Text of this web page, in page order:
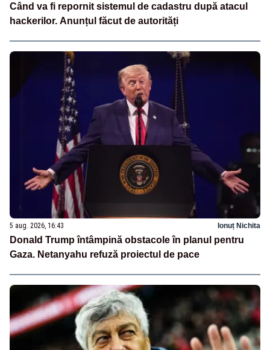
Când va fi repornit sistemul de cadastru după atacul
hackerilor. Anunțul făcut de autorități
5 aug. 2026, 16:43 Ionuț Nichita
Donald Trump întâmpină obstacole în planul pentru
Gaza. Netanyahu refuză proiectul de pace